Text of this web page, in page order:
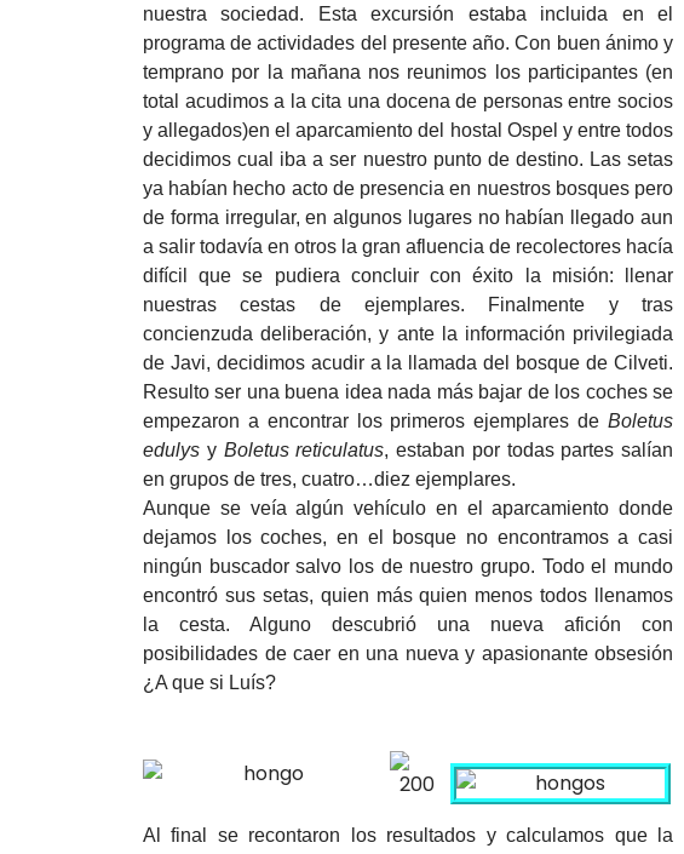
nuestra sociedad. Esta excursión estaba incluida en el
programa de actividades del presente año. Con buen ánimo y
temprano por la mañana nos reunimos los participantes (en
total acudimos a la cita una docena de personas entre socios
y allegados)en el aparcamiento del hostal Ospel y entre todos
decidimos cual iba a ser nuestro punto de destino. Las setas
ya habían hecho acto de presencia en nuestros bosques pero
de forma irregular, en algunos lugares no habían llegado aun
a salir todavía en otros la gran afluencia de recolectores hacía
difícil que se pudiera concluir con éxito la misión: llenar
nuestras cestas de ejemplares. Finalmente y tras
concienzuda deliberación, y ante la información privilegiada
de Javi, decidimos acudir a la llamada del bosque de Cilveti.
Resulto ser una buena idea nada más bajar de los coches se
empezaron a encontrar los primeros ejemplares de Boletus
edulys y Boletus reticulatus, estaban por todas partes salían
en grupos de tres, cuatro…diez ejemplares.
Aunque se veía algún vehículo en el aparcamiento donde
dejamos los coches, en el bosque no encontramos a casi
ningún buscador salvo los de nuestro grupo. Todo el mundo
encontró sus setas, quien más quien menos todos llenamos
la cesta. Alguno descubrió una nueva afición con
posibilidades de caer en una nueva y apasionante obsesión
¿A que si Luís?
Al final se recontaron los resultados y calculamos que la